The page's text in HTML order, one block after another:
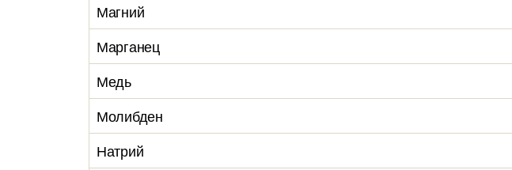
Магний
Марганец
Медь
Молибден
Натрий